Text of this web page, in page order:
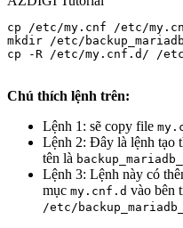
cp /etc/my.cnf /etc/
mkdir /etc/
cp -R /etc/my.cnf.d/ /etc/
Chú thích lệnh trên:
Lệnh 1: sẽ copy file
Lệnh 2: Đây là lệnh tạo
tên là
Lệnh 3: Lệnh này có
mục my.cnf.d vào bên
/etc/